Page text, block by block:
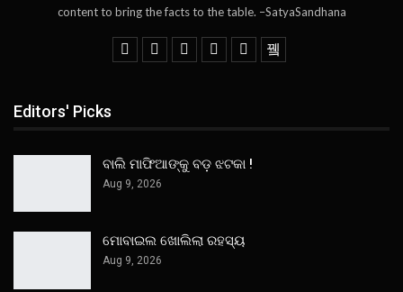
content to bring the facts to the table. –SatyaSandhana
Editors' Picks
ବାଲି ମାଫିଆଙ୍କୁ ବଡ଼ ଝଟକା !
Aug 9, 2026
ମୋବାଇଲ ଖୋଲିଲା ରହସ୍ୟ
Aug 9, 2026